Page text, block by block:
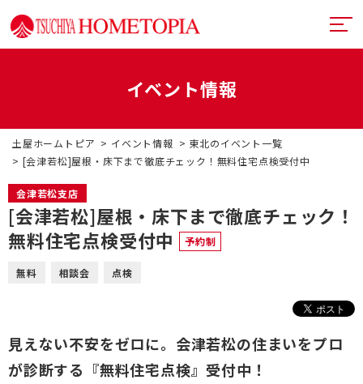
提案力
技術力
デザイン
リフォームメニュー
リフォームの流れ
戸建てリフォーム
中古リノベーション
DI窓
超断熱・超換気
お近くのショールーム
イベント情報
プランナー一覧
イベント情報
土屋ホームトピア イベント情報
東北のイベント一覧
[会津若松]屋根・床下まで徹底チェック！無料住宅点検受付中
会津若松支店
[会津若松]屋根・床下まで徹底チェック！
無料住宅点検受付中 予約制
無料 相談会 点検
見えない不安をゼロに。会津若松の住まいをプロ
が診断する『無料住宅点検』受付中！